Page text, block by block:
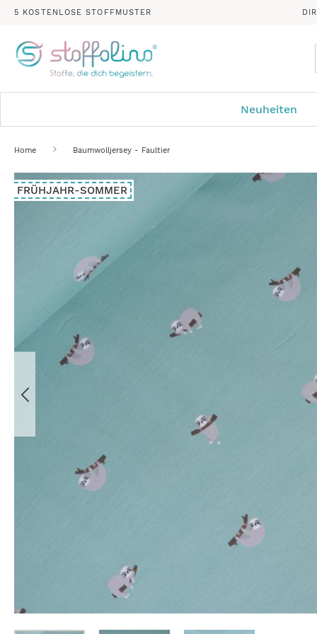
5 KOSTENLOSE STOFFMUSTER
Neuheiten
Home Baumwolljersey - Faultier
Zum
Ende
FRÜHJAHR-SOMMER